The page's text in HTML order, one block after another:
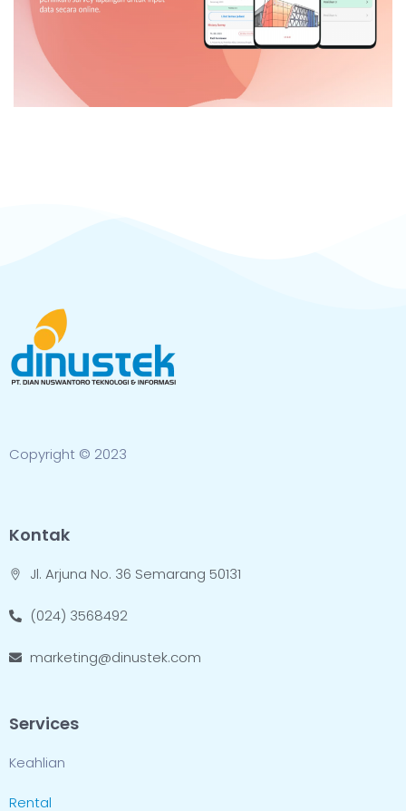
Copyright © 2023
Kontak
Jl. Arjuna No. 36 Semarang 50131
(024) 3568492
marketing@dinustek.com
Services
Keahlian
Rental